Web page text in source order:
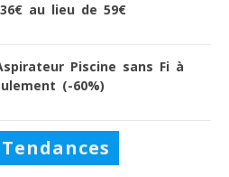
au lieu de 59€
Piscine sans Fi à
(-60%)
Tendances